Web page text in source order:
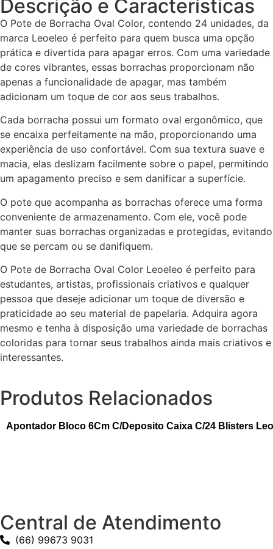
Descrição e Características
O Pote de Borracha Oval Color, contendo 24 unidades, da
marca Leoeleo é perfeito para quem busca uma opção
prática e divertida para apagar erros. Com uma variedade
de cores vibrantes, essas borrachas proporcionam não
apenas a funcionalidade de apagar, mas também
adicionam um toque de cor aos seus trabalhos.
Cada borracha possui um formato oval ergonômico, que
se encaixa perfeitamente na mão, proporcionando uma
experiência de uso confortável. Com sua textura suave e
macia, elas deslizam facilmente sobre o papel, permitindo
um apagamento preciso e sem danificar a superfície.
O pote que acompanha as borrachas oferece uma forma
conveniente de armazenamento. Com ele, você pode
manter suas borrachas organizadas e protegidas, evitando
que se percam ou se danifiquem.
O Pote de Borracha Oval Color Leoeleo é perfeito para
estudantes, artistas, profissionais criativos e qualquer
pessoa que deseje adicionar um toque de diversão e
praticidade ao seu material de papelaria. Adquira agora
mesmo e tenha à disposição uma variedade de borrachas
coloridas para tornar seus trabalhos ainda mais criativos e
interessantes.
Produtos Relacionados
Apontador Bloco 6Cm C/Deposito Caixa C/24 Blisters
Central de Atendimento
(66) 99673 9031